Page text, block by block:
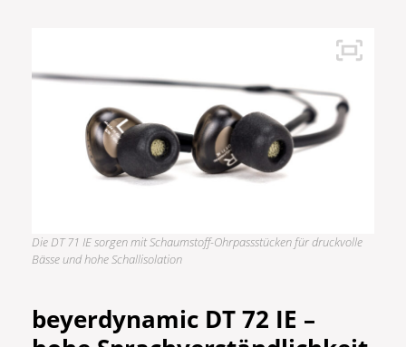
Die DT 71 IE sorgen mit Schaumstoff-Ohrpassstücken für druckvolle
Bässe und hohe Schallisolation
beyerdynamic DT 72 IE –